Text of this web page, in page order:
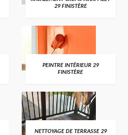
29 FINISTÈRE
PEINTRE INTÉRIEUR 29
FINISTÈRE
NETTOYAGE DE TERRASSE 29